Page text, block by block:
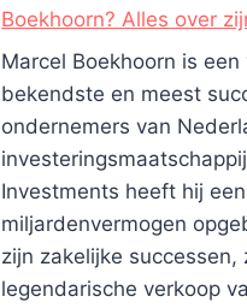
Boekhoorn? Alles over
Marcel Boekhoorn is een
bekendste en meest
ondernemers van
Investments heeft hij een
miljardenvermogen
zijn zakelijke successen,
legendarische verkoop